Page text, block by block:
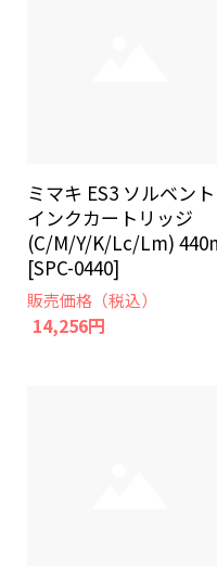
ミマキ ES3 ソルベント
インクカートリッジ
(C/M/Y/K/Lc/Lm)
[SPC-0440]
販売価格（税込）
14,256円